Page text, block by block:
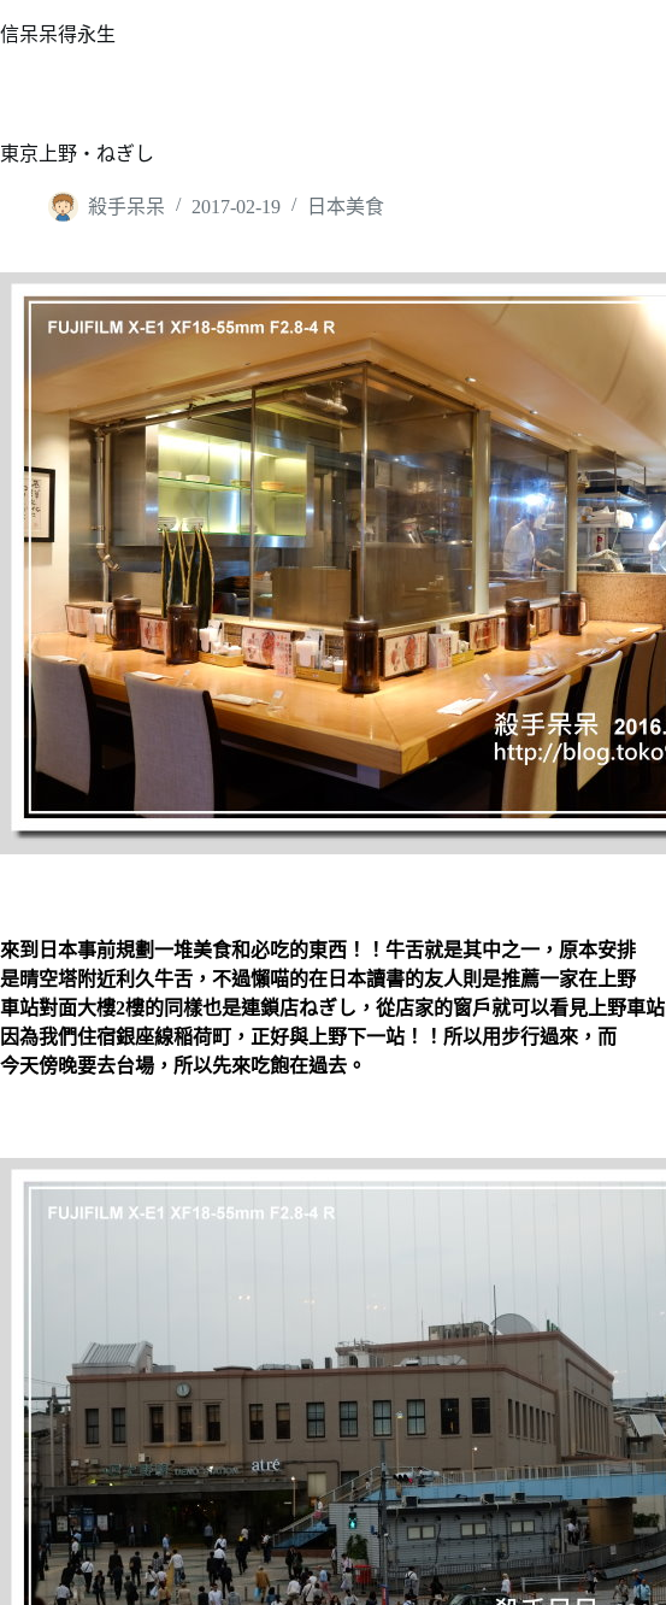
至
容
信呆呆得永生
東京上野‧ねぎし
殺手呆呆 2017-02-19 日本美食
來到日本事前規劃一堆美食和必吃的東西！！牛舌就是其中之一，原本安排
是晴空塔附近利久牛舌，不過懶喵的在日本讀書的友人則是推薦一家在上野
車站對面大樓2樓的同樣也是連鎖店ねぎし，從店家的窗戶就可以看見上野車站
因為我們住宿銀座線稲荷町，正好與上野下一站！！所以用步行過來，而
今天傍晚要去台場，所以先來吃飽在過去。